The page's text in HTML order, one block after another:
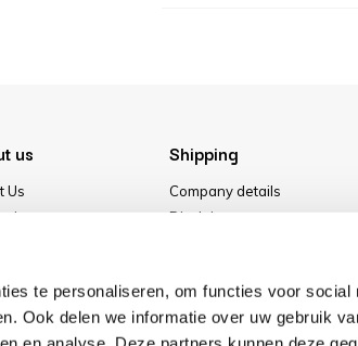
te personaliseren, om functies voor social
Ook delen we informatie over uw gebruik
us
Us
Shipping
Company details
Disclaimer
Cookies